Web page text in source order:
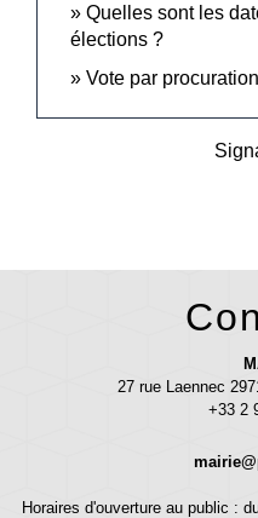
Quelles sont les
élections ?
Vote par procuration
27 rue Laennec
+33 2
Horaires d'ouverture au public :